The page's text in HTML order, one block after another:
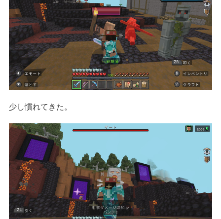
少し慣れてきた。